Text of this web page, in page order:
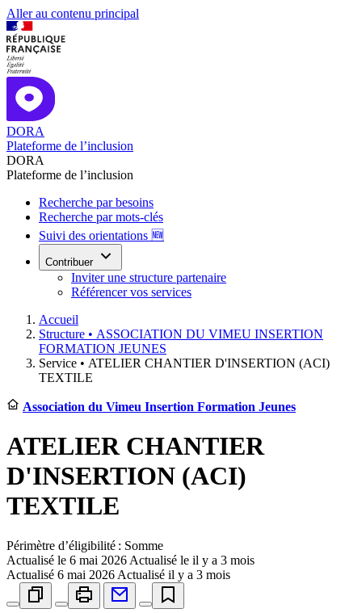
Aller au contenu principal
DORA
Plateforme de l’inclusion
DORA
Plateforme de l’inclusion
Recherche par besoins
Recherche par mots-clés
Suivi des orientations 🆕
Contribuer
Inviter une structure partenaire
Référencer vos services
Accueil
Structure • ASSOCIATION DU VIMEU INSERTION
FORMATION JEUNES
Service • ATELIER CHANTIER D'INSERTION (ACI)
TEXTILE
Association du Vimeu Insertion Formation Jeunes
ATELIER CHANTIER
D'INSERTION (ACI)
TEXTILE
Périmètre d’éligibilité : Somme
Actualisé le 6 mai 2026 Actualisé le il y a 3 mois
Actualisé 6 mai 2026 Actualisé il y a 3 mois